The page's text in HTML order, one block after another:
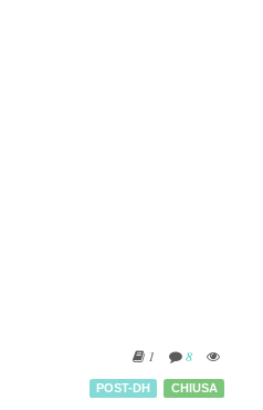
1 8
POST-DH CHIUSA